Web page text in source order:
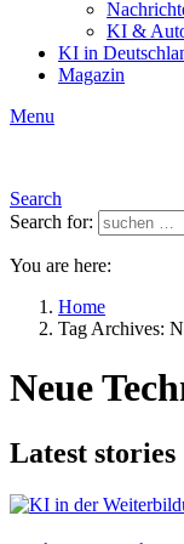
KI &
KI in
Magazin
Menu
Search
Search for:
You are here:
Home
Tag Archives:
Neue
Latest stories